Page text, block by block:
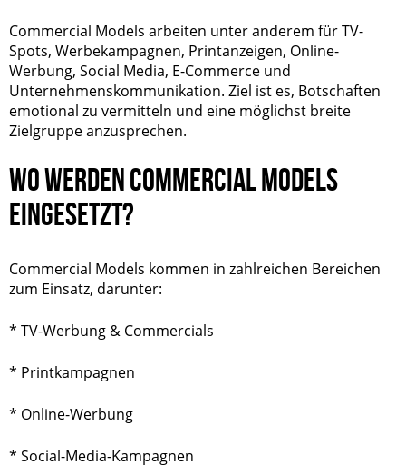
Commercial Models arbeiten unter anderem für TV-
Spots, Werbekampagnen, Printanzeigen, Online-
Werbung, Social Media, E-Commerce und
Unternehmenskommunikation. Ziel ist es, Botschaften
emotional zu vermitteln und eine möglichst breite
Zielgruppe anzusprechen.
WO WERDEN COMMERCIAL MODELS
EINGESETZT?
Commercial Models kommen in zahlreichen Bereichen
zum Einsatz, darunter:
* TV-Werbung & Commercials
* Printkampagnen
* Online-Werbung
* Social-Media-Kampagnen